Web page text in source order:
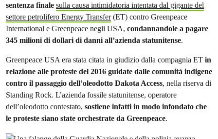
sentenza finale sulla causa intimidatoria intentata dal gigante del
settore petrolifero Energy Transfer(ET) contro Greenpeace
International e Greenpeace negli USA, condannandole a pagare
345 milioni di dollari di danni all’azienda statunitense.
Greenpeace USA era stata citata in giudizio dalla compagnia ET in
relazione alle proteste del 2016 guidate dalle comunità indigene
contro il passaggio dell’oleodotto Dakota Access, nella riserva di
Standing Rock. L’azienda fossile statunitense, operatore
dell’oleodotto contestato, sostiene infatti in modo infondato che
le proteste siano state orchestrate da Greenpeace.